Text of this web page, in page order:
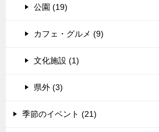
公園 (19)
カフェ・グルメ (9)
文化施設 (1)
県外 (3)
季節のイベント (21)